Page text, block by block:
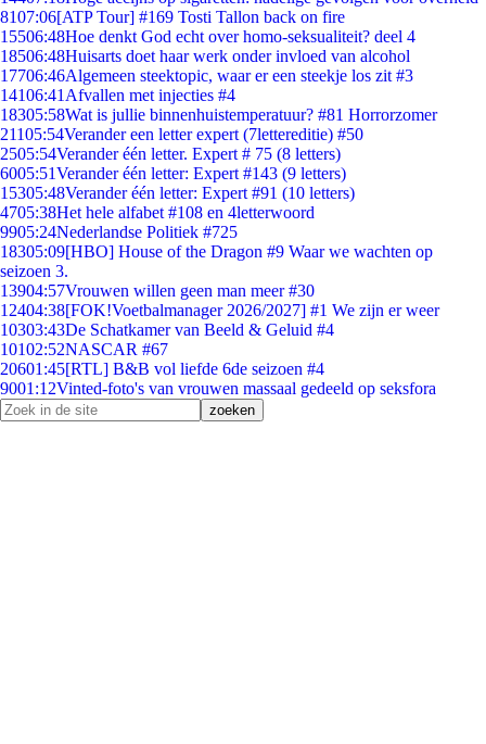
8107:06[ATP Tour] #169 Tosti Tallon back on fire
15506:48Hoe denkt God echt over homo-seksualiteit? deel 4
18506:48Huisarts doet haar werk onder invloed van alcohol
17706:46Algemeen steektopic, waar er een steekje los zit #3
14106:41 Afvallen met injecties #4
18305:58Wat is jullie binnenhuistemperatuur? #81 Horrorzomer
21105:54Verander een letter expert (7lettereditie) #50
2505:54Verander één letter. Expert # 75 (8 letters)
6005:51Verander één letter: Expert #143 (9 letters)
15305:48Verander één letter: Expert #91 (10 letters)
4705:38Het hele alfabet #108 en 4letterwoord
9905:24Nederlandse Politiek #725
18305:09[HBO] House of the Dragon #9 Waar we wachten op
seizoen 3.
13904:57Vrouwen willen geen man meer #30
12404:38[FOK!Voetbalmanager 2026/2027] #1 We zijn er weer
10303:43De Schatkamer van Beeld & Geluid #4
10102:52NASCAR #67
20601:45[RTL] B&B vol liefde 6de seizoen #4
9001:12Vinted-foto's van vrouwen massaal gedeeld op seksfora